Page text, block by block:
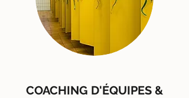
COACHING D'ÉQUIPES &